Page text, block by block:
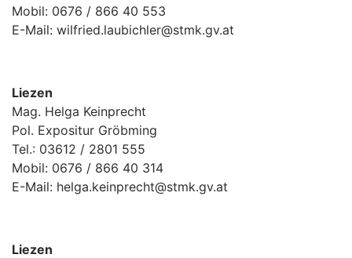
Mobil: 0676 / 866 40 553
E-Mail: wilfried.laubichler@stmk.gv.at
Liezen
Mag. Helga Keinprecht
Pol. Expositur Gröbming
Tel.: 03612 / 2801 555
Mobil: 0676 / 866 40 314
E-Mail: helga.keinprecht@stmk.gv.at
Liezen